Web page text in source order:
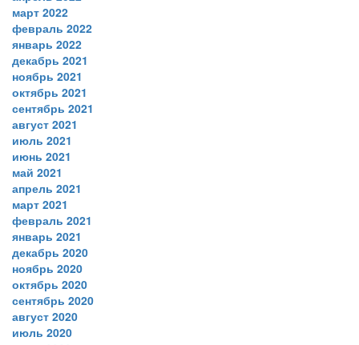
март 2022
февраль 2022
январь 2022
декабрь 2021
ноябрь 2021
октябрь 2021
сентябрь 2021
август 2021
июль 2021
июнь 2021
май 2021
апрель 2021
март 2021
февраль 2021
январь 2021
декабрь 2020
ноябрь 2020
октябрь 2020
сентябрь 2020
август 2020
июль 2020